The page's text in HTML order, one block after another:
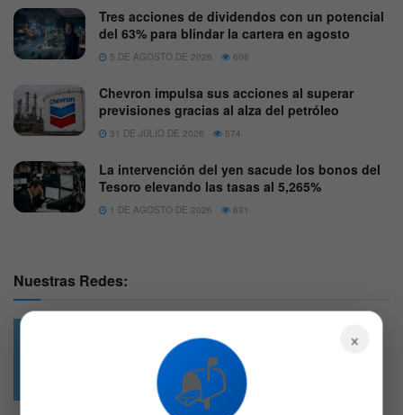
Tres acciones de dividendos con un potencial
del 63% para blindar la cartera en agosto
5 DE AGOSTO DE 2026 606
Chevron impulsa sus acciones al superar
previsiones gracias al alza del petróleo
31 DE JULIO DE 2026 574
La intervención del yen sacude los bonos del
Tesoro elevando las tasas al 5,265%
1 DE AGOSTO DE 2026 631
Nuestras Redes:
4.7k
Followers
×
📬